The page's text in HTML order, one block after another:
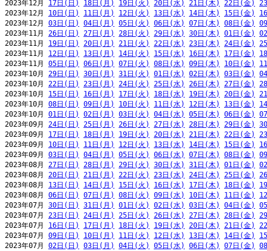
2023年12月 17日(日) 18日(月) 19日(火) 20日(水) 21日(木) 22日(金)
2023年12月 10日(日) 11日(月) 12日(火) 13日(水) 14日(木) 15日(金)
2023年12月 03日(日) 04日(月) 05日(火) 06日(水) 07日(木) 08日(金)
2023年11月 26日(日) 27日(月) 28日(火) 29日(水) 30日(木) 01日(金)
2023年11月 19日(日) 20日(月) 21日(火) 22日(水) 23日(木) 24日(金)
2023年11月 12日(日) 13日(月) 14日(火) 15日(水) 16日(木) 17日(金)
2023年11月 05日(日) 06日(月) 07日(火) 08日(水) 09日(木) 10日(金)
2023年10月 29日(日) 30日(月) 31日(火) 01日(水) 02日(木) 03日(金)
2023年10月 22日(日) 23日(月) 24日(火) 25日(水) 26日(木) 27日(金)
2023年10月 15日(日) 16日(月) 17日(火) 18日(水) 19日(木) 20日(金)
2023年10月 08日(日) 09日(月) 10日(火) 11日(水) 12日(木) 13日(金)
2023年10月 01日(日) 02日(月) 03日(火) 04日(水) 05日(木) 06日(金)
2023年09月 24日(日) 25日(月) 26日(火) 27日(水) 28日(木) 29日(金)
2023年09月 17日(日) 18日(月) 19日(火) 20日(水) 21日(木) 22日(金)
2023年09月 10日(日) 11日(月) 12日(火) 13日(水) 14日(木) 15日(金)
2023年09月 03日(日) 04日(月) 05日(火) 06日(水) 07日(木) 08日(金)
2023年08月 27日(日) 28日(月) 29日(火) 30日(水) 31日(木) 01日(金)
2023年08月 20日(日) 21日(月) 22日(火) 23日(水) 24日(木) 25日(金)
2023年08月 13日(日) 14日(月) 15日(火) 16日(水) 17日(木) 18日(金)
2023年08月 06日(日) 07日(月) 08日(火) 09日(水) 10日(木) 11日(金)
2023年07月 30日(日) 31日(月) 01日(火) 02日(水) 03日(木) 04日(金)
2023年07月 23日(日) 24日(月) 25日(火) 26日(水) 27日(木) 28日(金)
2023年07月 16日(日) 17日(月) 18日(火) 19日(水) 20日(木) 21日(金)
2023年07月 09日(日) 10日(月) 11日(火) 12日(水) 13日(木) 14日(金)
2023年07月 02日(日) 03日(月) 04日(火) 05日(水) 06日(木) 07日(金)